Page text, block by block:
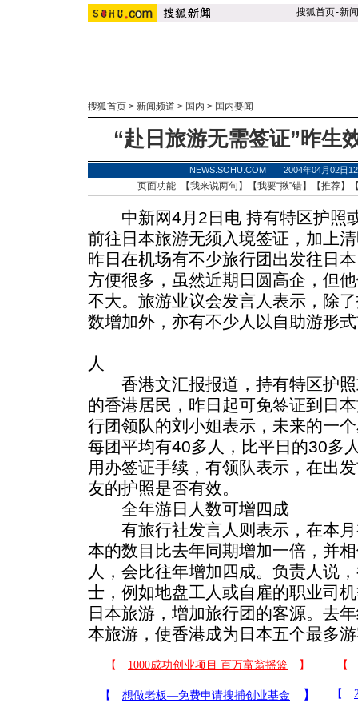
搜狐首页-新闻
搜狐首页 > 新闻频道 > 国内 > 国内要闻
“赴日旅游无需签证”昨生
NEWS.SOHU.COM 2004年04月02日
页面功能 【我来说两句 】【我要“揪”错】【推荐】
中新网4月2日电 持有特区护照
前往日本旅游无须入境签证，加上
昨日在机场有不少旅行团出发往日
方便很多，虽然近期日圆高企，但
不大。旅游业议会发言人表示，除
数增加外，亦有不少人以自助游形
人
香港文汇报报道，持有特区护照
的香港居民，昨日起可免签证到日
行团领队的刘小姐表示，未来的一
每团平均有40多人，比平日的30多
用办签证手续，有领队表示，在出
友的护照是否有效。
全年游日人数可增四成
有旅行社发言人则表示，在本月
本的数目比去年同期增加一倍，并
人，会比往年增加四成。负责人说
士，例如地盘工人或自雇的职业司
日本旅游，增加旅行团的客源。去
本旅游，使香港成为日本五个最多